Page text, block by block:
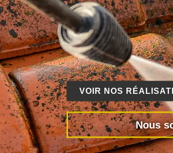
VOIR NOS
Nous